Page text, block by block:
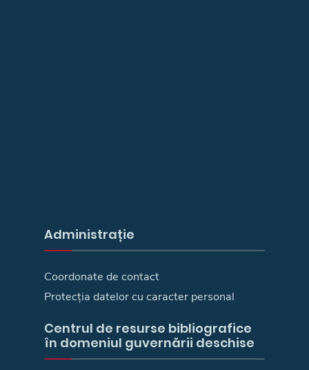
Administrație
Coordonate de contact
Protecția datelor cu caracter personal
Centrul de resurse bibliografice
în domeniul guvernării deschise